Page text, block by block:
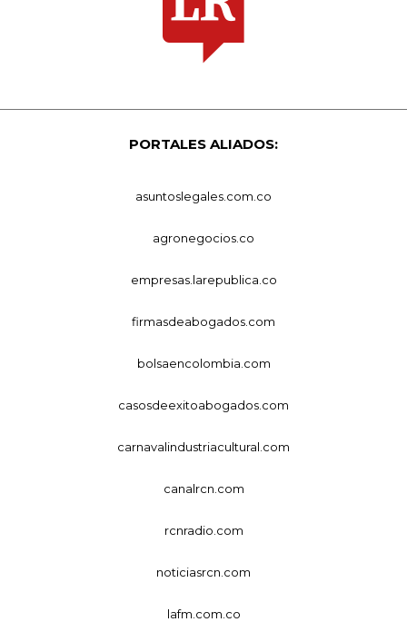
PORTALES ALIADOS:
asuntoslegales.com.co
agronegocios.co
empresas.larepublica.co
firmasdeabogados.com
bolsaencolombia.com
casosdeexitoabogados.com
carnavalindustriacultural.com
canalrcn.com
rcnradio.com
noticiasrcn.com
lafm.com.co